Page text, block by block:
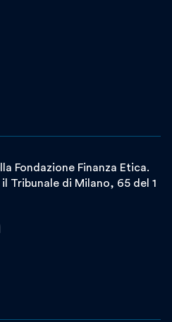
Fondazione Finanza Etica.
Tribunale di Milano, 65 del 1